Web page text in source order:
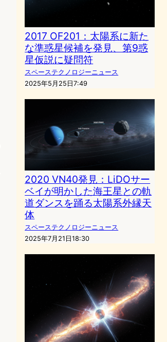
2017 OF201：太陽系に新た
な準惑星候補を発見、第9惑
星仮説に疑問符
スペーステクノロジーニュース
2025年5月25日7:49
2020 VN40発見：LiDOサー
ベイが明かした海王星との軌
道ダンスを踊る太陽系外縁天
体
スペーステクノロジーニュース
2025年7月21日18:30